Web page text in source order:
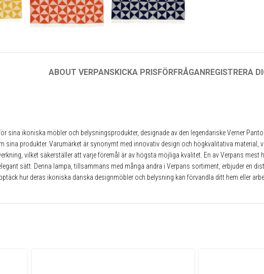
ABOUT VERPANSKICKA PRISFÖRFRÅGANREGISTRERA
sina ikoniska möbler och belysningsprodukter, designade av den legendariske Verner
produkter. Varumärket är synonymt med innovativ design och högkvalitativa material,
vilket säkerställer att varje föremål är av högsta möjliga kvalitet. En av Verpans
sätt. Denna lampa, tillsammans med många andra i Verpans sortiment, erbjuder en
hur deras ikoniska danska designmöbler och belysning kan förvandla ditt hem eller